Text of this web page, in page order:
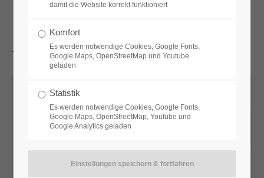
Anmelden
|Lost your password?
Aktuelle News & Bilder
damit die Website korrekt funktioniert
Komfort
Es werden notwendige Cookies, Google Fonts,
Google Maps, OpenStreetMap und Youtube
geladen
Statistik
Es werden notwendige Cookies, Google Fonts,
Google Maps, OpenStreetMap, Youtube und
Google Analytics geladen